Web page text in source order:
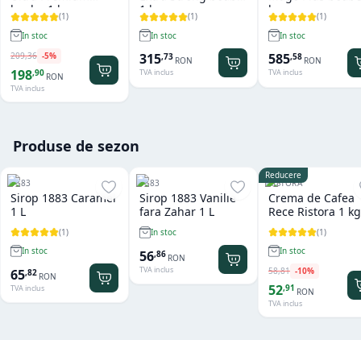
boabe 1 kg
(1)
In stoc
209,36 -5%
198,90 RON
TVA inclus
1 kg
(1)
In stoc
315,73 RON
TVA inclus
kg
(1)
In stoc
585,58 RON
TVA inclus
Produse de sezon
1883
Sirop 1883 Caramel
1 L
(1)
In stoc
65,82 RON
TVA inclus
1883
Sirop 1883 Vanilie
fara Zahar 1 L
In stoc
56,86 RON
TVA inclus
Reducere
RISTORA
Crema de Cafea
Rece Ristora 1 kg
(1)
In stoc
58,81 -10%
52,91 RON
TVA inclus